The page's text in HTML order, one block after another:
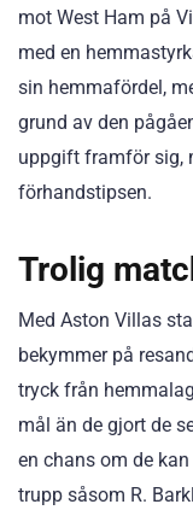
mot West Ham på
med en
sin hemmafördel,
grund av den
uppgift framför sig,
förhandstipsen.
Trolig
Med Aston Villas
bekymmer på
tryck från
mål än de gjort de
en chans om de
trupp såsom R.